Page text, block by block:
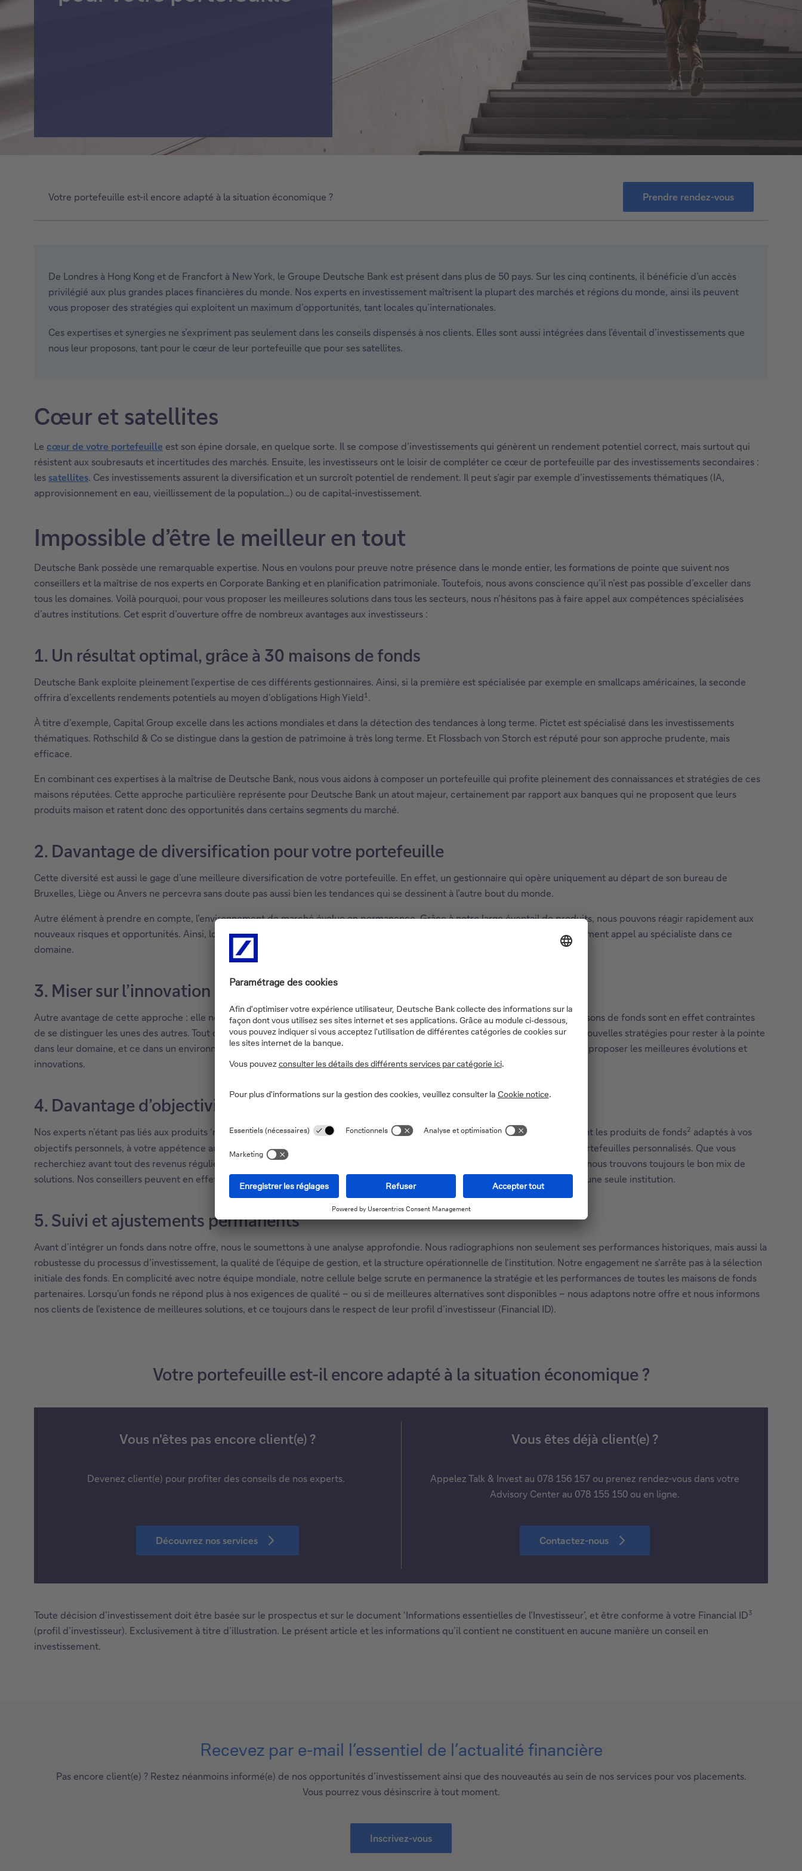
Votre portefeuille est-il encore adapté à la situation économique ? Prendre rendez-vous
De Londres à Hong Kong et de Francfort à New York, le Groupe Deutsche Bank est présent dans plus de 50 pays. Sur les cinq continents, il bénéficie d’un accès
privilégié aux plus grandes places financières du monde. Nos experts en investissement maîtrisent la plupart des marchés et régions du monde, ainsi ils peuvent
vous proposer des stratégies qui exploitent un maximum d’opportunités, tant locales qu’internationales.
Ces expertises et synergies ne s’expriment pas seulement dans les conseils dispensés à nos clients. Elles sont aussi intégrées dans l’éventail d’investissements que
nous leur proposons, tant pour le cœur de leur portefeuille que pour ses satellites.
Cœur et satellites
Le cœur de votre portefeuille est son épine dorsale, en quelque sorte. Il se compose d’investissements qui génèrent un rendement potentiel correct, mais surtout qui
résistent aux soubresauts et incertitudes des marchés. Ensuite, les investisseurs ont le loisir de compléter ce cœur de portefeuille par des investissements secondaires :
les satellites. Ces investissements assurent la diversification et un surcroît potentiel de rendement. Il peut s’agir par exemple d’investissements thématiques (IA,
approvisionnement en eau, vieillissement de la population…) ou de capital-investissement.
Impossible d’être le meilleur en tout
Deutsche Bank possède une remarquable expertise. Nous en voulons pour preuve notre présence dans le monde entier, les formations de pointe que suivent nos
conseillers et la maîtrise de nos experts en Corporate Banking et en planification patrimoniale. Toutefois, nous avons conscience qu’il n’est pas possible d’exceller dans
tous les domaines. Voilà pourquoi, pour vous proposer les meilleures solutions dans tous les secteurs, nous n’hésitons pas à faire appel aux compétences spécialisées
d’autres institutions. Cet esprit d’ouverture offre de nombreux avantages aux investisseurs :
1. Un résultat optimal, grâce à 30 maisons de fonds
Deutsche Bank exploite pleinement l’expertise de ces différents gestionnaires. Ainsi, si la première est spécialisée par exemple en smallcaps américaines, la seconde
offrira d’excellents rendements potentiels au moyen d’obligations High Yield1.
À titre d’exemple, Capital Group excelle dans les actions mondiales et dans la détection des tendances à long terme. Pictet est spécialisé dans les investissements
thématiques. Rothschild & Co se distingue dans la gestion de patrimoine à très long terme. Et Flossbach von Storch est réputé pour son approche prudente, mais
efficace.
En combinant ces expertises à la maîtrise de Deutsche Bank, nous vous aidons à composer un portefeuille qui profite pleinement des connaissances et stratégies de ces
maisons réputées. Cette approche particulière représente pour Deutsche Bank un atout majeur, certainement par rapport aux banques qui ne proposent que leurs
produits maison et ratent donc des opportunités dans certains segments du marché.
2. Davantage de diversification pour votre portefeuille
Cette diversité est aussi le gage d’une meilleure diversification de votre portefeuille. En effet, un gestionnaire qui opère uniquement au départ de son bureau de
Bruxelles, Liège ou Anvers ne percevra sans doute pas aussi bien les tendances qui se dessinent à l’autre bout du monde.
Autre élément à prendre en compte, l’environnement de marché évolue en permanence. Grâce à notre large éventail de produits, nous pouvons réagir rapidement aux
nouveaux risques et opportunités. Ainsi, lorsqu’un secteur ou une région recèle un potentiel intéressant, nous faisons immédiatement appel au spécialiste dans ce
domaine.
3. Miser sur l’innovation
Autre avantage de cette approche : elle nous permet d’opter pour des thèmes ou stratégies d’investissement innovants. Les maisons de fonds sont en effet contraintes
de se distinguer les unes des autres. Tout comme dans d’autres secteurs, elles doivent innover en permanence et concevoir de nouvelles stratégies pour rester à la pointe
dans leur domaine, et ce dans un environnement de marché en perpétuelle évolution. Nous sommes dès lors en mesure de vous proposer les meilleures évolutions et
innovations.
4. Davantage d’objectivité
Nos experts n’étant pas liés aux produits ‘maison’, ils peuvent vous conseiller avec davantage d’objectivité. Ils vous recommandent les produits de fonds2 adaptés à vos
objectifs personnels, à votre appétence au risque et à votre horizon de placement. Cette flexibilité permet de composer des portefeuilles personnalisés. Que vous
recherchiez avant tout des revenus réguliers, une croissance du capital à long terme ou une combinaison de ces deux objectifs, nous trouvons toujours le bon mix de
solutions. Nos conseillers peuvent en effet puiser dans un réservoir de produits beaucoup plus vaste que les gestionnaires liés à une seule institution.
5. Suivi et ajustements permanents
Avant d’intégrer un fonds dans notre offre, nous le soumettons à une analyse approfondie. Nous radiographions non seulement ses performances historiques, mais aussi la
robustesse du processus d’investissement, la qualité de l’équipe de gestion, et la structure opérationnelle de l’institution. Notre engagement ne s’arrête pas à la sélection
initiale des fonds. En complicité avec notre équipe mondiale, notre cellule belge scrute en permanence la stratégie et les performances de toutes les maisons de fonds
partenaires. Lorsqu’un fonds ne répond plus à nos exigences de qualité – ou si de meilleures alternatives sont disponibles – nous adaptons notre offre et nous informons
nos clients de l’existence de meilleures solutions, et ce toujours dans le respect de leur profil d’investisseur (Financial ID).
Votre portefeuille est-il encore adapté à la situation économique ?
Vous n'êtes pas encore client(e) ?
Devenez client(e) pour profiter des conseils de nos experts.
Découvrez nos services
Vous êtes déjà client(e) ?
Appelez Talk & Invest au 078 156 157 ou prenez rendez-vous dans votre
Advisory Center au 078 155 150 ou en ligne.
Contactez-nous
Toute décision d’investissement doit être basée sur le prospectus et sur le document ‘Informations essentielles de l’Investisseur’, et être conforme à votre Financial ID3
(profil d’investisseur). Exclusivement à titre d’illustration. Le présent article et les informations qu’il contient ne constituent en aucune manière un conseil en
investissement.
Recevez par e-mail l’essentiel de l’actualité financière
Pas encore client(e) ? Restez néanmoins informé(e) de nos opportunités d’investissement ainsi que des nouveautés au sein de nos services pour vos placements.
Vous pourrez vous désinscrire à tout moment.
Inscrivez-vous